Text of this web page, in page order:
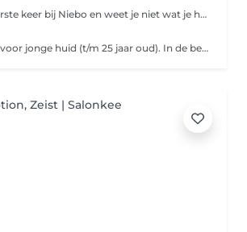
Kom je voor de eerste keer bij Niebo en weet je niet wat je huid nodig heeft? Dan is Meet & treat voor jou. We bespreken jouw wensen, huidverzorging en eventuele huidproblemen. Tijdens deze persoonlijke gezichtsbehandeling wordt je huid eerst geanalyseerd. Er wordt gekeken naar huidtype, conditie en eventuele huidproblemen zoals onzuiverheden, droogte of gevoeligheid. Op basis van deze analyse wordt de behandeling volledig op maat samengesteld. De behandeling bestaat uit: - reiniging en milde scrub - verwijderen van onzuiverheden - verzorgende dagcrème en eventueel advies voor thuiszorg Omdat elke huid anders is en continu verandert, is geen behandeling hetzelfde. Je huid krijgt precies wat ze nodig heeft op dat moment. Extra module: wenkbrauwen verzorging / harsen bovenlip / harsen kin
SKN25 is geschikt voor jonge huid (t/m 25 jaar oud). In de behandeling worden gebruikt producten gemaakt van natuurlijke ingrediënten. Combinatie van de producten zorgt voor zuivere en gehydrateerde huid met gezonde en frisse uitstraling.